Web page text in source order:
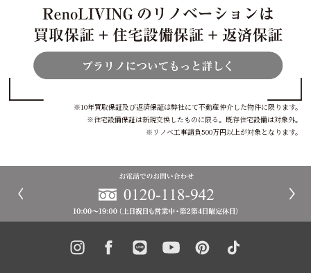
※10年買取保証及び返済保証は弊社にて不動産仲介した物件に限ります。
※住宅設備保証は新規交換したものに限る。既存住宅設備は対象外。
※リノベ工事請負500万円以上が対象となります。